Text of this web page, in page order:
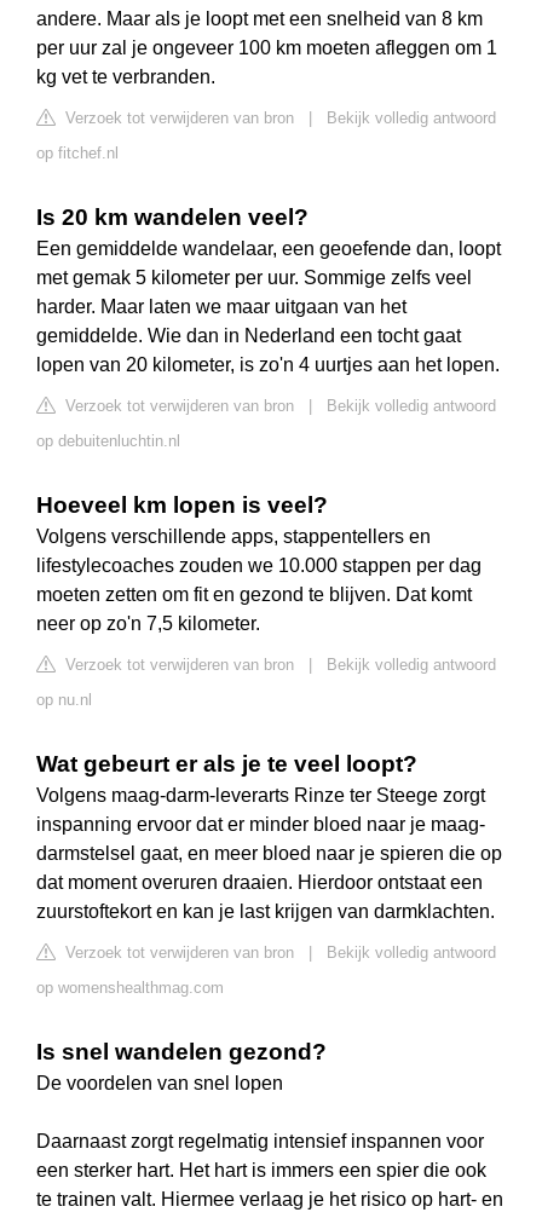
andere. Maar als je loopt met een snelheid van 8 km
per uur zal je ongeveer 100 km moeten afleggen om 1
kg vet te verbranden.
Verzoek tot verwijderen van bron
Bekijk volledig antwoord
op fitchef.nl
Is 20 km wandelen veel?
Een gemiddelde wandelaar, een geoefende dan, loopt
met gemak 5 kilometer per uur. Sommige zelfs veel
harder. Maar laten we maar uitgaan van het
gemiddelde. Wie dan in Nederland een tocht gaat
lopen van 20 kilometer, is zo'n 4 uurtjes aan het lopen.
Verzoek tot verwijderen van bron
Bekijk volledig antwoord
op debuitenluchtin.nl
Hoeveel km lopen is veel?
Volgens verschillende apps, stappentellers en
lifestylecoaches zouden we 10.000 stappen per dag
moeten zetten om fit en gezond te blijven. Dat komt
neer op zo'n 7,5 kilometer.
Verzoek tot verwijderen van bron
Bekijk volledig antwoord
op nu.nl
Wat gebeurt er als je te veel loopt?
Volgens maag-darm-leverarts Rinze ter Steege zorgt
inspanning ervoor dat er minder bloed naar je maag-
darmstelsel gaat, en meer bloed naar je spieren die op
dat moment overuren draaien. Hierdoor ontstaat een
zuurstoftekort en kan je last krijgen van darmklachten.
Verzoek tot verwijderen van bron
Bekijk volledig antwoord
op womenshealthmag.com
Is snel wandelen gezond?
De voordelen van snel lopen
Daarnaast zorgt regelmatig intensief inspannen voor
een sterker hart. Het hart is immers een spier die ook
te trainen valt. Hiermee verlaag je het risico op hart- en